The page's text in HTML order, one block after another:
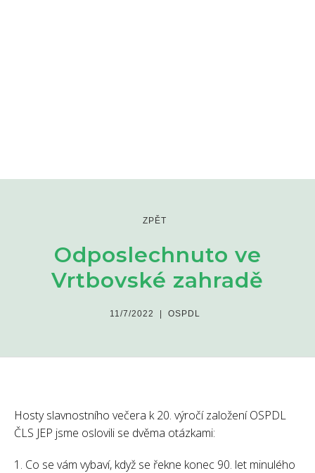
ZPĚT
Odposlechnuto ve
Vrtbovské zahradě
11/7/2022 OSPDL
Hosty slavnostního večera k 20. výročí založení OSPDL
ČLS JEP jsme oslovili se dvěma otázkami:
1. Co se vám vybaví, když se řekne konec 90. let minulého